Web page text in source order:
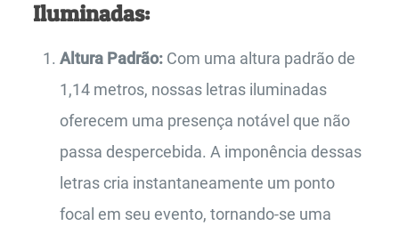
Iluminadas:
Altura Padrão:Com uma altura padrão de
1,14 metros, nossas letras iluminadas
oferecem uma presença notável que não
passa despercebida. A imponência dessas
letras cria instantaneamente um ponto
focal em seu evento, tornando-se uma